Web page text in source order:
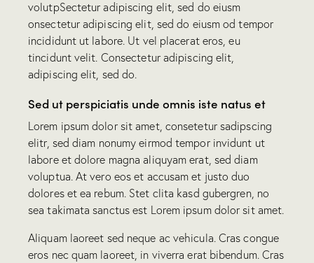
volutpSectetur adipiscing elit, sed do eiusm
onsectetur adipiscing elit, sed do eiusm od tempor
incididunt ut labore. Ut vel placerat eros, eu
tincidunt velit. Consectetur adipiscing elit,
adipiscing elit, sed do.
Sed ut perspiciatis unde omnis iste natus et
Lorem ipsum dolor sit amet, consetetur sadipscing
elitr, sed diam nonumy eirmod tempor invidunt ut
labore et dolore magna aliquyam erat, sed diam
voluptua. At vero eos et accusam et justo duo
dolores et ea rebum. Stet clita kasd gubergren, no
sea takimata sanctus est Lorem ipsum dolor sit amet.
Aliquam laoreet sed neque ac vehicula. Cras congue
eros nec quam laoreet, in viverra erat bibendum. Cras